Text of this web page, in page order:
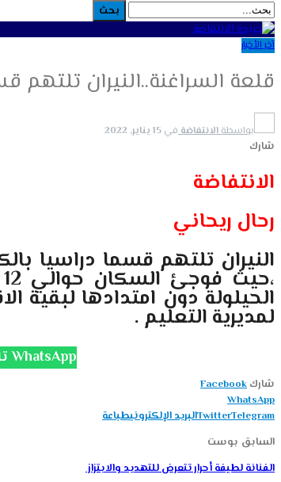
آخر الأخبار
قلعة السراغنة..النيران تلتهم
بواسطةالانتفاضة في 15 يناير, 2022
شارك
الانتفاضة
رحال ريحاني
النيران تلتهم قسما دراسيا
الحيلولة دون امتدادها
لمديرية التعليم .
تابعوا آخر الأخبار على قناة الانتفاضة WhatsApp
شارك Facebook
WhatsApp
TwitterTelegram البريد الإلكترونيطباعة
السابق بوست
الفنانة لطيفة أحرار تتعرض للتهديد والابتزاز